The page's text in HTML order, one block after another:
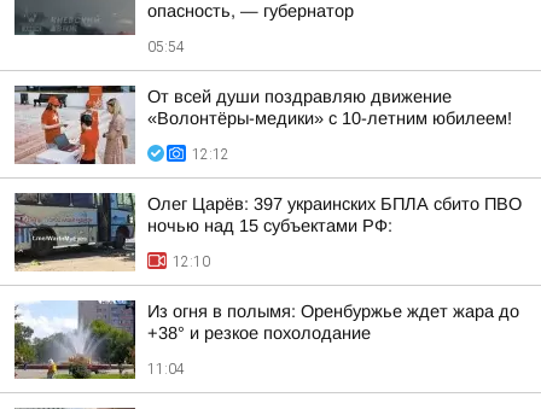
опасность, — губернатор
05:54
От всей души поздравляю движение
«Волонтёры-медики» с 10-летним юбилеем!
12:12
Олег Царёв: 397 украинских БПЛА сбито ПВО
ночью над 15 субъектами РФ:
12:10
Из огня в полымя: Оренбуржье ждет жара до
+38° и резкое похолодание
11:04